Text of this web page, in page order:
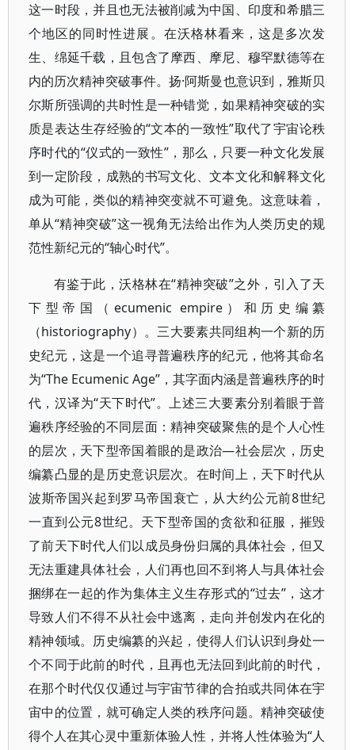
这一时段，并且也无法被削减为中国、印度和希腊三
个地区的同时性进展。在沃格林看来，这是多次发
生、绵延千载，且包含了摩西、摩尼、穆罕默德等在
内的历次精神突破事件。扬·阿斯曼也意识到，雅斯贝
尔斯所强调的共时性是一种错觉，如果精神突破的实
质是表达生存经验的“文本的一致性”取代了宇宙论秩
序时代的“仪式的一致性”，那么，只要一种文化发展
到一定阶段，成熟的书写文化、文本文化和解释文化
成为可能，类似的精神突变就不可避免。这意味着，
单从“精神突破”这一视角无法给出作为人类历史的规
范性新纪元的“轴心时代”。
有鉴于此，沃格林在“精神突破”之外，引入了天
下型帝国（ecumenic empire）和历史编纂
（historiography）。三大要素共同组构一个新的历
史纪元，这是一个追寻普遍秩序的纪元，他将其命名
为“The Ecumenic Age”，其字面内涵是普遍秩序的时
代，汉译为“天下时代”。上述三大要素分别着眼于普
遍秩序经验的不同层面：精神突破聚焦的是个人心性
的层次，天下型帝国着眼的是政治—社会层次，历史
编纂凸显的是历史意识层次。在时间上，天下时代从
波斯帝国兴起到罗马帝国衰亡，从大约公元前8世纪
一直到公元8世纪。天下型帝国的贪欲和征服，摧毁
了前天下时代人们以成员身份归属的具体社会，但又
无法重建具体社会，人们再也回不到将人与具体社会
捆绑在一起的作为集体主义生存形式的“过去”，这才
导致人们不得不从社会中逃离，走向并创发内在化的
精神领域。历史编纂的兴起，使得人们认识到身处一
个不同于此前的时代，且再也无法回到此前的时代，
在那个时代仅仅通过与宇宙节律的合拍或共同体在宇
宙中的位置，就可确定人类的秩序问题。精神突破使
得个人在其心灵中重新体验人性，并将人性体验为“人